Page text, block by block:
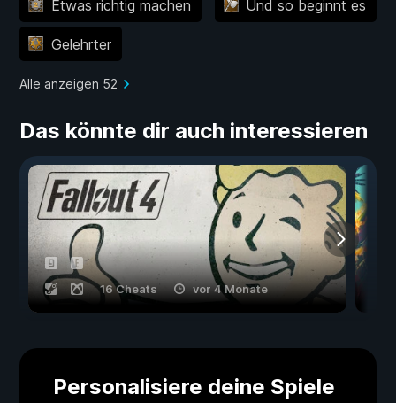
Etwas richtig machen Und so beginnt es
Gelehrter
Alle anzeigen 52
Das könnte dir auch interessieren
16 Cheats vor 4 Monate
Personalisiere deine Spiele